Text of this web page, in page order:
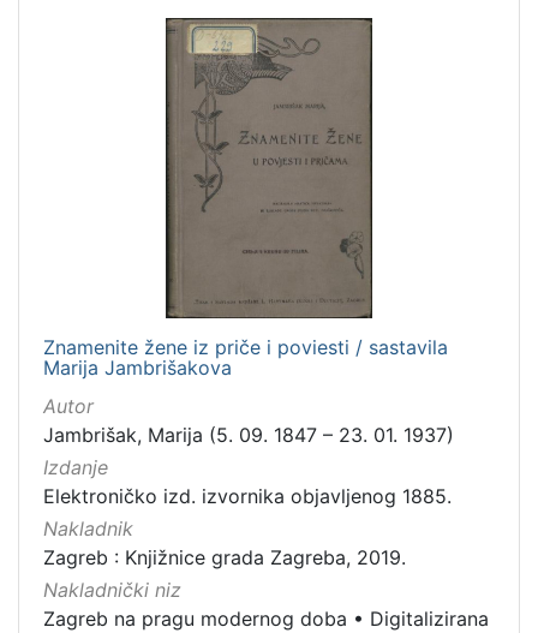
Znamenite žene iz priče i poviesti / sastavila
Marija Jambrišakova
Autor
Jambrišak, Marija (5. 09. 1847 – 23. 01. 1937)
Izdanje
Elektroničko izd. izvornika objavljenog 1885.
Nakladnik
Zagreb : Knjižnice grada Zagreba, 2019.
Nakladnički niz
Zagreb na pragu modernog doba • Digitalizirana